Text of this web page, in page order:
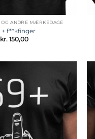
ANDRE MÆRKEDAGE
+ f**kfinger
kr.150,00
Tilføj til
ønskeliste